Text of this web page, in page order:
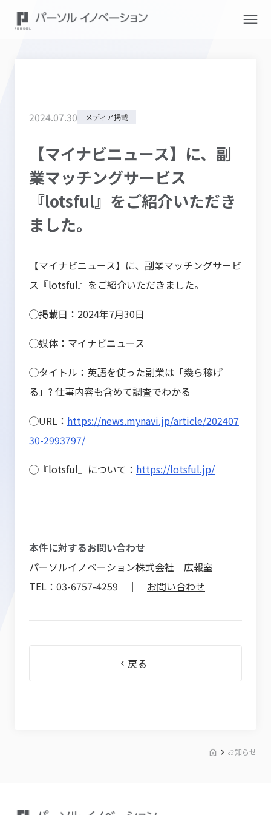
2024.07.30 メディア掲載
【マイナビニュース】に、副
業マッチングサービス
『lotsful』をご紹介いただき
ました。
【マイナビニュース】に、副業マッチングサービ
ス『lotsful』をご紹介いただきました。
◯掲載日：2024年7月30日
◯媒体：マイナビニュース
◯タイトル：英語を使った副業は「幾ら稼げ
る」? 仕事内容も含めて調査でわかる
◯URL： https://news.mynavi.jp/article/202407
30-2993797/
◯『lotsful』について： https://lotsful.jp/
本件に対するお問い合わせ
パーソルイノベーション株式会社 広報室
TEL：03-6757-4259 ｜ お問い合わせ
戻る
お知らせ